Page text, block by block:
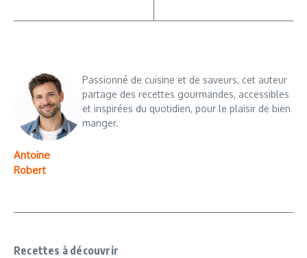
Antoine
Robert
Passionné de cuisine et de saveurs, cet auteur
partage des recettes gourmandes, accessibles
et inspirées du quotidien, pour le plaisir de bien
manger.
Recettes à découvrir